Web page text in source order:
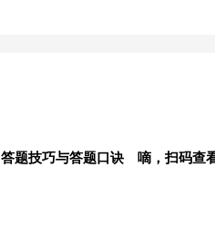
答题技巧与答题口诀 嘀，扫码查